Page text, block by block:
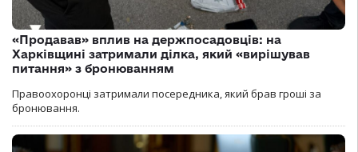
«Продавав» вплив на держпосадовців: на
Харківщині затримали ділка, який «вирішував
питання» з бронюванням
Правоохоронці затримали посередника, який брав гроші за
бронювання.